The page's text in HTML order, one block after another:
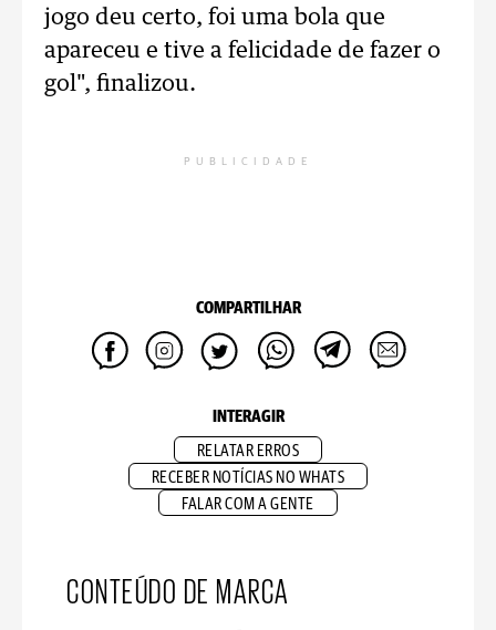
jogo deu certo, foi uma bola que
apareceu e tive a felicidade de fazer o
gol", finalizou.
PUBLICIDADE
COMPARTILHAR
INTERAGIR
RELATAR ERROS
RECEBER NOTÍCIAS NO WHATS
FALAR COM A GENTE
CONTEÚDO DE MARCA